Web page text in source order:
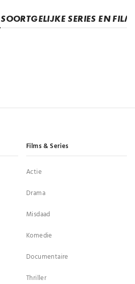
SOORTGELIJKE SERIES EN
Films & Series
Actie
Drama
Misdaad
Komedie
Documentaire
Thriller